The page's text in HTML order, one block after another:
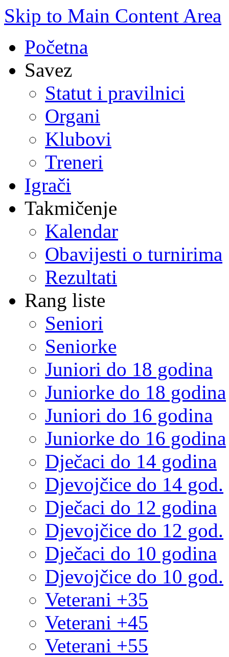
Skip to Main Content Area
Početna
Savez
Statut i pravilnici
Organi
Klubovi
Treneri
Igrači
Takmičenje
Kalendar
Obavijesti o turnirima
Rezultati
Rang liste
Seniori
Seniorke
Juniori do 18 godina
Juniorke do 18 godina
Juniori do 16 godina
Juniorke do 16 godina
Dječaci do 14 godina
Djevojčice do 14 god.
Dječaci do 12 godina
Djevojčice do 12 god.
Dječaci do 10 godina
Djevojčice do 10 god.
Veterani +35
Veterani +45
Veterani +55